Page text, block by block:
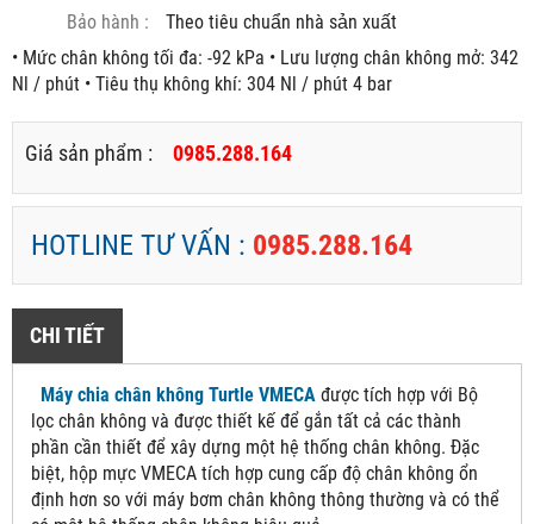
Bảo hành :
Theo tiêu chuẩn nhà sản xuất
• Mức chân không tối đa: -92 kPa • Lưu lượng chân không mở: 342
Nl / phút • Tiêu thụ không khí: 304 Nl / phút 4 bar
Giá sản phẩm : 0985.288.164
HOTLINE TƯ VẤN : 0985.288.164
CHI TIẾT
Máy chia chân không Turtle VMECA được tích hợp với Bộ
lọc chân không và được thiết kế để gắn tất cả các thành
phần cần thiết để xây dựng một hệ thống chân không. Đặc
biệt, hộp mực VMECA tích hợp cung cấp độ chân không ổn
định hơn so với máy bơm chân không thông thường và có thể